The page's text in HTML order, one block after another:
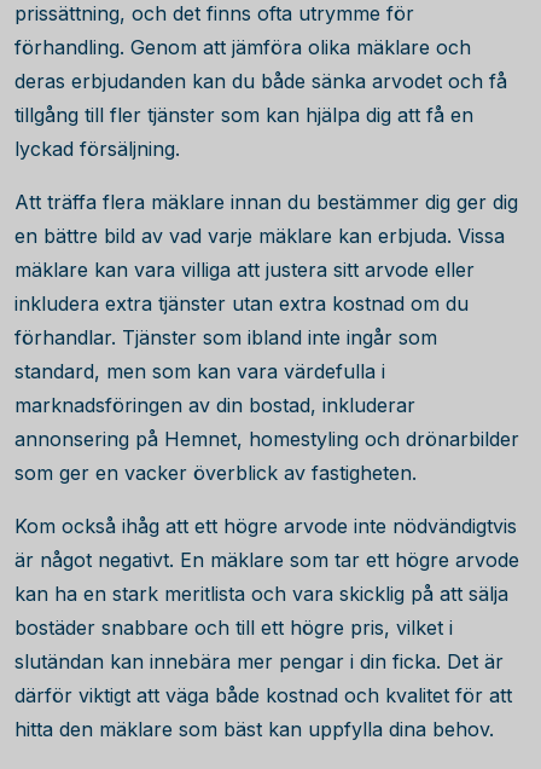
prissättning, och det finns ofta utrymme för
förhandling. Genom att jämföra olika mäklare och
deras erbjudanden kan du både sänka arvodet och få
tillgång till fler tjänster som kan hjälpa dig att få en
lyckad försäljning.
Att träffa flera mäklare innan du bestämmer dig ger dig
en bättre bild av vad varje mäklare kan erbjuda. Vissa
mäklare kan vara villiga att justera sitt arvode eller
inkludera extra tjänster utan extra kostnad om du
förhandlar. Tjänster som ibland inte ingår som
standard, men som kan vara värdefulla i
marknadsföringen av din bostad, inkluderar
annonsering på Hemnet, homestyling och drönarbilder
som ger en vacker överblick av fastigheten.
Kom också ihåg att ett högre arvode inte nödvändigtvis
är något negativt. En mäklare som tar ett högre arvode
kan ha en stark meritlista och vara skicklig på att sälja
bostäder snabbare och till ett högre pris, vilket i
slutändan kan innebära mer pengar i din ficka. Det är
därför viktigt att väga både kostnad och kvalitet för att
hitta den mäklare som bäst kan uppfylla dina behov.